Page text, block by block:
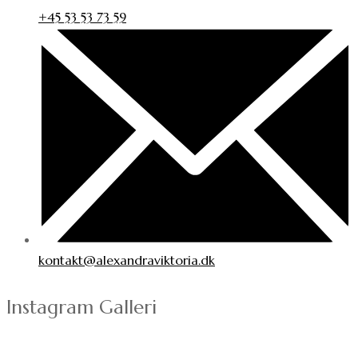
+45 53 53 73 59
kontakt@alexandraviktoria.dk
Instagram Galleri